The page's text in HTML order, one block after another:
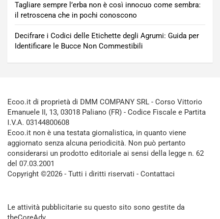
Tagliare sempre l’erba non è così innocuo come sembra:
il retroscena che in pochi conoscono
Decifrare i Codici delle Etichette degli Agrumi: Guida per
Identificare le Bucce Non Commestibili
Ecoo.it di proprietà di DMM COMPANY SRL - Corso Vittorio
Emanuele II, 13, 03018 Paliano (FR) - Codice Fiscale e Partita
I.V.A. 03144800608
Ecoo.it non è una testata giornalistica, in quanto viene
aggiornato senza alcuna periodicità. Non può pertanto
considerarsi un prodotto editoriale ai sensi della legge n. 62
del 07.03.2001
Copyright ©2026 - Tutti i diritti riservati - Contattaci
Le attività pubblicitarie su questo sito sono gestite da